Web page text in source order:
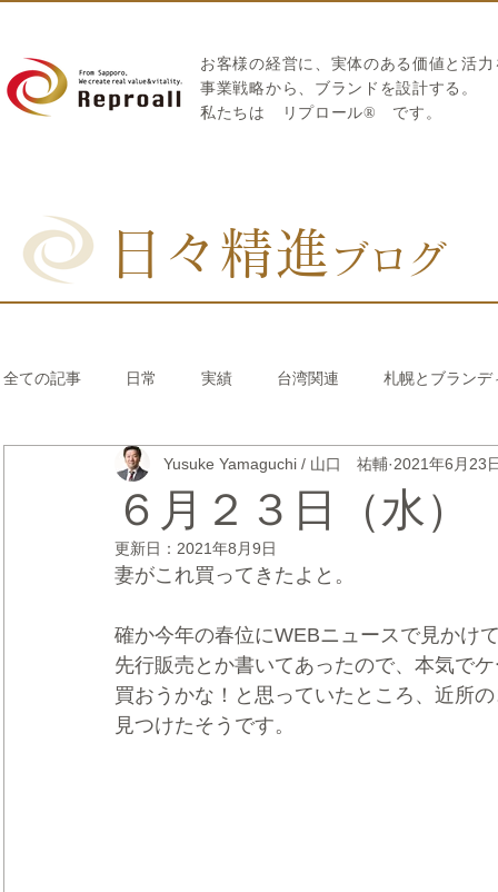
お客様の経営に、実体のある価値と活
​事業戦略から、ブランドを設計する。
私たちは
リプロール® です。
日々精進 ブログ
全ての記事 日常 実績 台湾関連 札幌とブランデ
リブランディング® さとうきび繊維のストロー 中国
CRMブランディング® デジタルマーケティングブランデ
６月２３日（水
Yusuke Yamaguchi / 山口 祐輔 2021年6月23
更新日： 2021年8月9日
妻がこれ買ってきたよと。
確か今年の春位にWEBニュースで見かけ
先行販売とか書いてあったので、本気で
買おうかな！と思っていたところ、近所
見つけたそうです。